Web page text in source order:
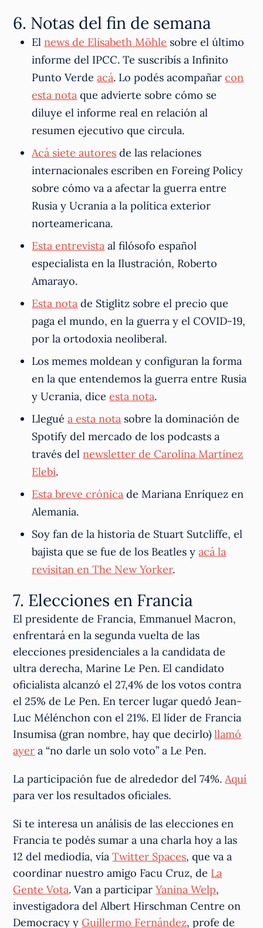
6. Notas del fin de semana
Elnews de Elisabeth Möhle sobre el último
informe del IPCC. Te suscribís a Infinito
Punto Verdeacá. Lo podés acompañarcon
esta nota que advierte sobre cómo se
diluye el informe real en relación al
resumen ejecutivo que circula.
Acá siete autores de las relaciones
internacionales escriben en Foreing Policy
sobre cómo va a afectar la guerra entre
Rusia y Ucrania a la política exterior
norteamericana.
Esta entrevista al filósofo español
especialista en la Ilustración, Roberto
Amarayo.
Esta nota de Stiglitz sobre el precio que
paga el mundo, en la guerra y el COVID-19,
por la ortodoxia neoliberal.
Los memes moldean y configuran la forma
en la que entendemos la guerra entre Rusia
y Ucrania, diceesta nota.
Lleguéa esta nota sobre la dominación de
Spotify del mercado de los podcasts a
través delnewsletter de Carolina Martínez
Elebi.
Esta breve crónica de Mariana Enríquez en
Alemania.
Soy fan de la historia de Stuart Sutcliffe, el
bajista que se fue de los Beatles yacá la
revisitan en The New Yorker.
7. Elecciones en Francia
El presidente de Francia, Emmanuel Macron,
enfrentará en la segunda vuelta de las
elecciones presidenciales a la candidata de
ultra derecha, Marine Le Pen. El candidato
oficialista alcanzó el 27,4% de los votos contra
el 25% de Le Pen. En tercer lugar quedó Jean-
Luc Mélénchon con el 21%. El líder de Francia
Insumisa (gran nombre, hay que decirlo)llamó
ayer a “no darle un solo voto” a Le Pen.
La participación fue de alrededor del 74%.Aquí
para ver los resultados oficiales.
Si te interesa un análisis de las elecciones en
Francia te podés sumar a una charla hoy a las
12 del mediodía, víaTwitter Spaces, que va a
coordinar nuestro amigo Facu Cruz, de La
Gente Vota. Van a participarYanina Welp,
investigadora del Albert Hirschman Centre on
Democracy y Guillermo Fernández, profe de